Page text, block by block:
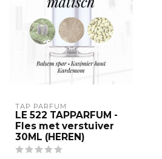
TAP PARFUM
LE 522 TAPPARFUM -
Fles met verstuiver
30ML (HEREN)